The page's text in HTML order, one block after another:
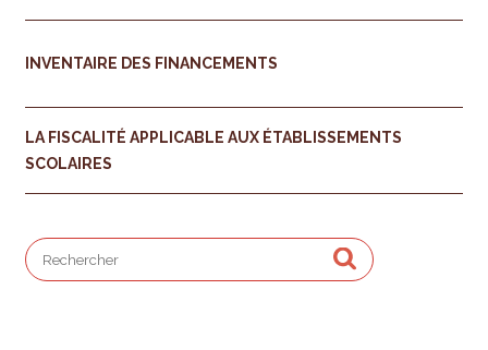
INVENTAIRE DES FINANCEMENTS
LA FISCALITÉ APPLICABLE AUX ÉTABLISSEMENTS
SCOLAIRES